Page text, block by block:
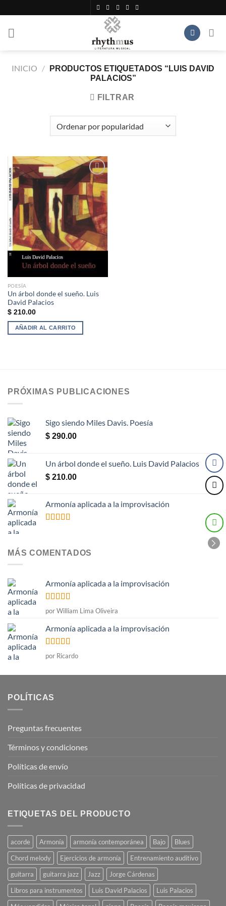
al
contenido
INICIO /
PRODUCTOS ETIQUETADOS “LUIS DAVID
PALACIOS”
FILTRAR
Añadir
a la
lista de
deseos
POESÍA
Un árbol donde el sueño. Luis
David Palacios
$210.00
AÑADIR AL CARRITO
PRÓXIMAS PUBLICACIONES
Sigo siendo Miles Davis. Poesía
$ 290.00
Un árbol donde el sueño. Luis David Palacios
$ 210.00
Armonía aplicada a la improvisación
MÁS COMENTADOS
Armonía aplicada a la improvisación
Valorado
con
por William Lima Oliveira
Armonía aplicada a la improvisación
Valorado
con
por Ricardo
POLÍTICAS
Preguntas frecuentes
Términos y condiciones
Políticas de envío
Políticas de privacidad
ETIQUETAS DEL PRODUCTO
acorde Armonía armonía contemporánea Bajo
Blues
Chord melody
Ejercicios de armonía
Entrenamiento auditivo
guitarra
guitarra jazz Jazz
Jorge Cárdenas
Libros para instrumentos
Luis David Palacios
Luis Palacios